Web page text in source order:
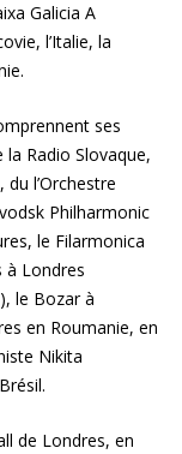
Galicia A
l’Italie, la
ses
la Radio Slovaque,
du l’Orchestre
Philharmonic
le Filarmonica
à Londres
le Bozar à
en Roumanie, en
Nikita
de Londres, en